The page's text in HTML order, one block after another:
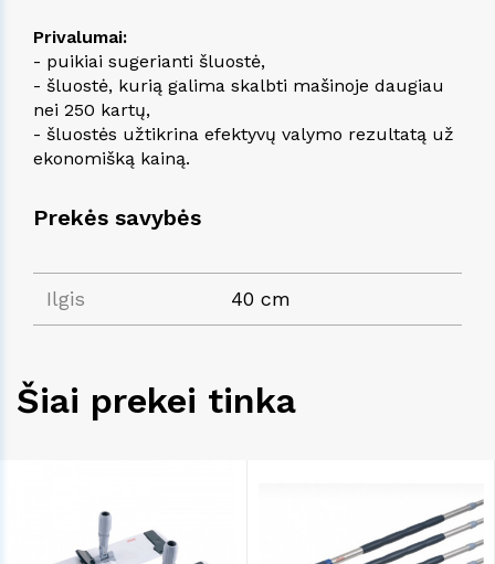
Prekės savybės
Ilgis 40 cm
Privalumai:
- puikiai sugerianti šluostė,
- šluostė, kurią galima skalbti mašinoje daugiau
nei 250 kartų,
- šluostės užtikrina efektyvų valymo rezultatą už
ekonomišką kainą.
Šiai prekei tinka